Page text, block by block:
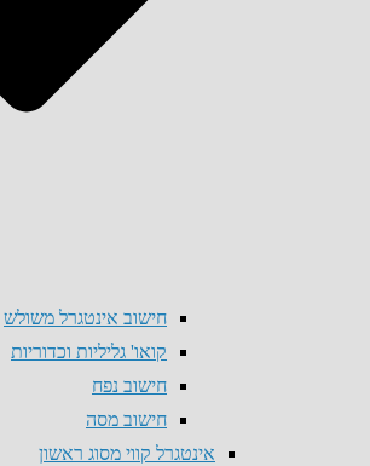
חישוב אינטגרל משולש
קואו' גליליות וכדוריות
חישוב נפח
חישוב מסה
אינטגרל קווי מסוג ראשון